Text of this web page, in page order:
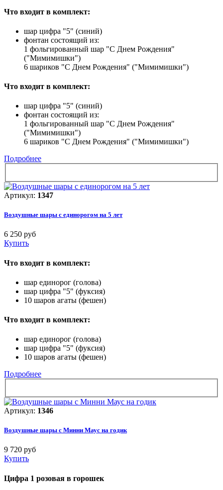
Что входит в комплект:
шар цифра "5" (синий)
фонтан состоящий из:
1 фольгированный шар "С Днем Рождения"
("Мимимишки")
6 шариков "С Днем Рождения" ("Мимимишки")
Что входит в комплект:
шар цифра "5" (синий)
фонтан состоящий из:
1 фольгированный шар "С Днем Рождения"
("Мимимишки")
6 шариков "С Днем Рождения" ("Мимимишки")
Подробнее
Артикул: 1347
Воздушные шары с единорогом на 5 лет
6 250 руб
Купить
Что входит в комплект:
шар единорог (голова)
шар цифра "5" (фуксия)
10 шаров агаты (фешен)
Что входит в комплект:
шар единорог (голова)
шар цифра "5" (фуксия)
10 шаров агаты (фешен)
Подробнее
Артикул: 1346
Воздушные шары с Минни Маус на годик
9 720 руб
Купить
Цифра 1 розовая в горошек